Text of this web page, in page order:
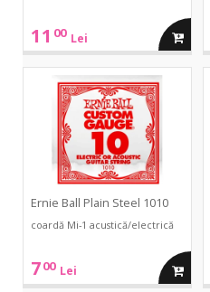
11 00 Lei adauga
Ernie Ball Plain Steel 1010
coardă Mi-1 acustică/electrică
700 Lei adauga